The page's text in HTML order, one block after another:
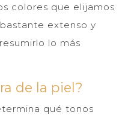
colores que elijamos
extenso y
lo más
de la piel?
qué tonos